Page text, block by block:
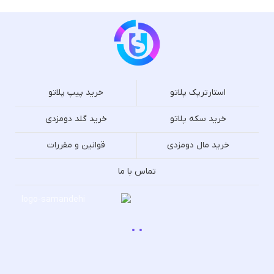
استارترپک پلاتو خرید پیپ پلاتو
خرید سکه پلاتو خرید گلد دومزدی
خرید مال دومزدی قوانین و مقررات
تماس با ما